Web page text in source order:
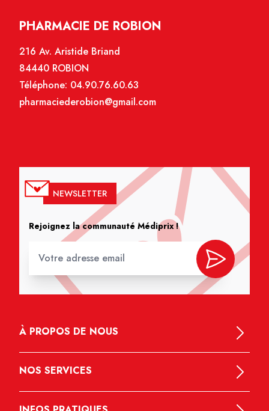
PHARMACIE DE ROBION
216 Av. Aristide Briand
84440 ROBION
Téléphone: 04.90.76.60.63
pharmaciederobion@gmail.com
NEWSLETTER
Rejoignez la communauté Médiprix !
À PROPOS DE NOUS
NOS SERVICES